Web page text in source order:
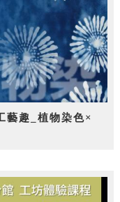
趣_植物染色×